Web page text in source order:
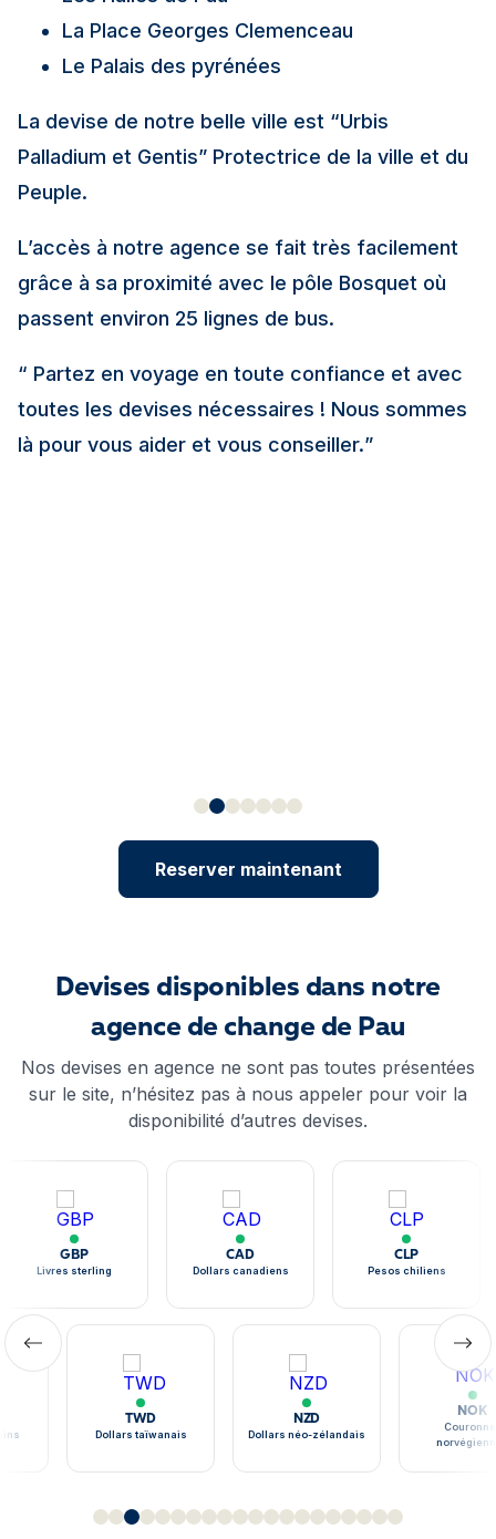
La Place Georges Clemenceau
Le Palais des pyrénées
La devise de notre belle ville est “Urbis
Palladium et Gentis” Protectrice de la ville et du
Peuple.
L’accès à notre agence se fait très facilement
grâce à sa proximité avec le pôle Bosquet où
passent environ 25 lignes de bus.
“ Partez en voyage en toute confiance et avec
toutes les devises nécessaires ! Nous sommes
là pour vous aider et vous conseiller.”
Reserver maintenant
Devises disponibles dans notre
agence de change de Pau
Nos devises en agence ne sont pas toutes présentées
sur le site, n’hésitez pas à nous appeler pour voir la
disponibilité d’autres devises.
GBP
Livres sterling
CAD
Dollars canadiens
CLP
Pesos chiliens
TWD
Dollars taïwanais
NZD
Dollars néo-zélandais
NOK